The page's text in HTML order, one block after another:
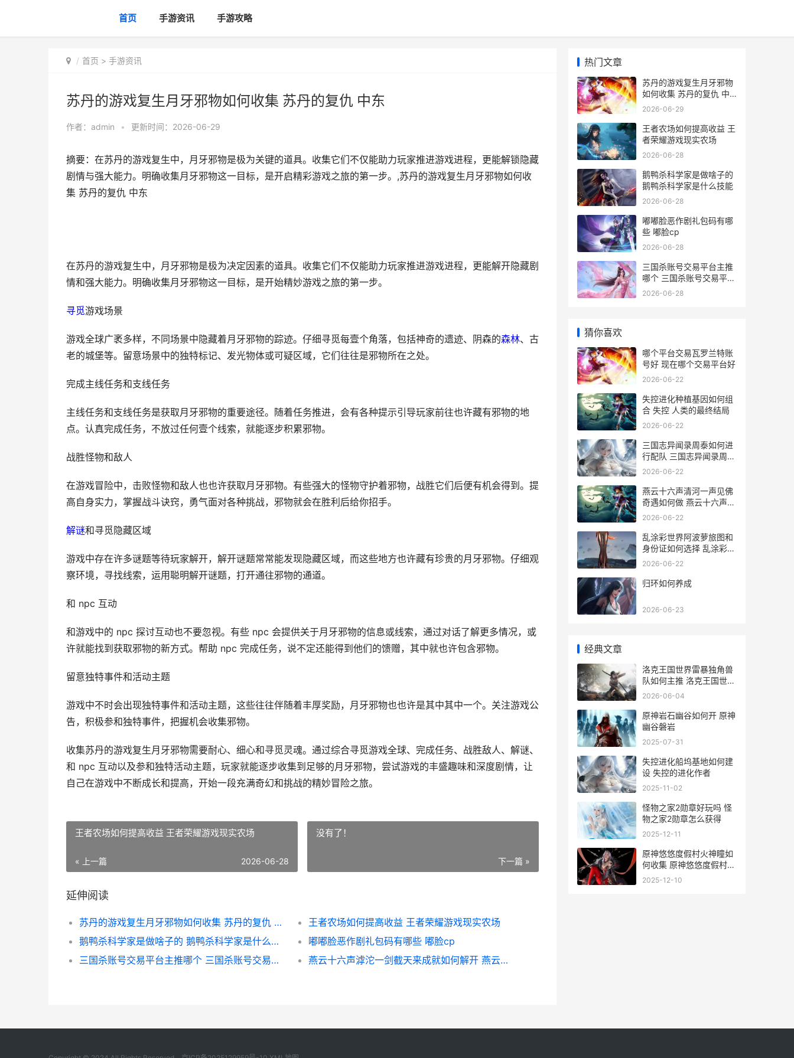
首页 手游资讯 手游攻略
首页 > 手游资讯
苏丹的游戏复生月牙邪物如何收集 苏丹的复仇 中东
作者： admin • 更新时间：2026-06-29
摘要：在苏丹的游戏复生中，月牙邪物是极为关键的道具。收集它们不仅能助力玩家推进游戏进程，更能解锁隐藏
剧情与强大能力。明确收集月牙邪物这一目标，是开启精彩游戏之旅的第一步。,苏丹的游戏复生月牙邪物如何收
集 苏丹的复仇 中东
在苏丹的游戏复生中，月牙邪物是极为决定因素的道具。收集它们不仅能助力玩家推进游戏进程，更能解开隐藏剧
情和强大能力。明确收集月牙邪物这一目标，是开始精妙游戏之旅的第一步。
寻觅游戏场景
游戏全球广袤多样，不同场景中隐藏着月牙邪物的踪迹。仔细寻觅每壹个角落，包括神奇的遗迹、阴森的森林、古
老的城堡等。留意场景中的独特标记、发光物体或可疑区域，它们往往是邪物所在之处。
完成主线任务和支线任务
主线任务和支线任务是获取月牙邪物的重要途径。随着任务推进，会有各种提示引导玩家前往也许藏有邪物的地
点。认真完成任务，不放过任何壹个线索，就能逐步积累邪物。
战胜怪物和敌人
在游戏冒险中，击败怪物和敌人也也许获取月牙邪物。有些强大的怪物守护着邪物，战胜它们后便有机会得到。提
高自身实力，掌握战斗诀窍，勇气面对各种挑战，邪物就会在胜利后给你招手。
解谜和寻觅隐藏区域
游戏中存在许多谜题等待玩家解开，解开谜题常常能发现隐藏区域，而这些地方也许藏有珍贵的月牙邪物。仔细观
察环境，寻找线索，运用聪明解开谜题，打开通往邪物的通道。
和 npc 互动
和游戏中的 npc 探讨互动也不要忽视。有些 npc 会提供关于月牙邪物的信息或线索，通过对话了解更多情况，或
许就能找到获取邪物的新方式。帮助 npc 完成任务，说不定还能得到他们的馈赠，其中就也许包含邪物。
留意独特事件和活动主题
游戏中不时会出现独特事件和活动主题，这些往往伴随着丰厚奖励，月牙邪物也也许是其中其中一个。关注游戏公
告，积极参和独特事件，把握机会收集邪物。
收集苏丹的游戏复生月牙邪物需要耐心、细心和寻觅灵魂。通过综合寻觅游戏全球、完成任务、战胜敌人、解谜、
和 npc 互动以及参和独特活动主题，玩家就能逐步收集到足够的月牙邪物，尝试游戏的丰盛趣味和深度剧情，让
自己在游戏中不断成长和提高，开始一段充满奇幻和挑战的精妙冒险之旅。
王者农场如何提高收益 王者荣耀游戏现实农场
« 上一篇 2026-06-28
没有了！
下一篇 »
延伸阅读
苏丹的游戏复生月牙邪物如何收集 苏丹的复仇 中东
王者农场如何提高收益 王者荣耀游戏现实农场
鹅鸭杀科学家是做啥子的 鹅鸭杀科学家是什么技能
嘟嘟脸恶作剧礼包码有哪些 嘟脸cp
三国杀账号交易平台主推哪个 三国杀账号交易平台有哪些
燕云十六声滹沱一剑截天来成就如何解开 燕云十六声滹沱河怎么触发
热门文章
苏丹的游戏复生月牙邪物
如何收集 苏丹的复仇 中
东
2026-06-29
王者农场如何提高收益 王
者荣耀游戏现实农场
2026-06-28
鹅鸭杀科学家是做啥子的
鹅鸭杀科学家是什么技能
2026-06-28
嘟嘟脸恶作剧礼包码有哪
些 嘟脸cp
2026-06-28
三国杀账号交易平台主推
哪个 三国杀账号交易平台
有哪些
2026-06-28
猜你喜欢
哪个平台交易瓦罗兰特账
号好 现在哪个交易平台好
2026-06-22
失控进化种植基因如何组
合 失控 人类的最终结局
2026-06-22
三国志异闻录周泰如何进
行配队 三国志异闻录周泰
怎么样
2026-06-22
燕云十六声清河一声见佛
奇遇如何做 燕云十六声清
河万事知全攻略
2026-06-22
乱涂彩世界阿波萝旅图和
身份证如何选择 乱涂彩世
界阿波罗立绘
2026-06-22
归环如何养成
2026-06-23
经典文章
洛克王国世界雷暴独角兽
队如何主推 洛克王国世界
雷暴队技能搭配
2026-06-04
原神岩石幽谷如何开 原神
幽谷磐岩
2025-07-31
失控进化船坞基地如何建
设 失控的进化作者
2025-11-02
怪物之家2勋章好玩吗 怪
物之家2勋章怎么获得
2025-12-11
原神悠悠度假村火神瞳如
何收集 原神悠悠度假村是
常驻地图吗
2025-12-10